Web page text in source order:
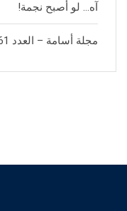
آه… لو أصبح نجمة!
مجلة أسامة – العدد 861